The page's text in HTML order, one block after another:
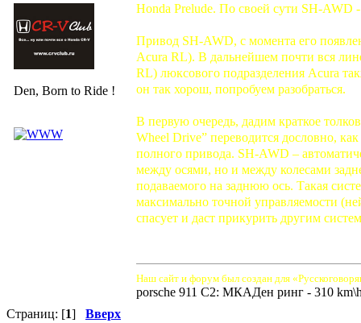
Den, Born to Ride !
Honda Prelude. По своей сути SH-AWD
Привод SH-AWD, с момента его
Acura RL). В дальнейшем почти вся
RL) люксового подразделения Acura
он так хорош, попробуем разобраться.
В первую очередь, дадим краткое
Wheel Drive” переводится дословно,
полного привода. SH-AWD –
между осями, но и между колесами
подаваемого на заднюю ось. Такая
максимально точной управляемости
спасует и даст прикурить другим
Наш сайт и форум был создан для
porsche 911 C2: МКАДен ринг - 310
Страниц: [1] Вверх